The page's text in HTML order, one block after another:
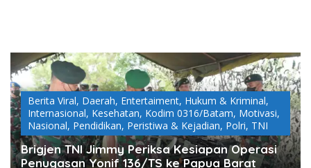
Berita Viral, Daerah, Entertaiment, Hukum & Kriminal,
Internasional, Kesehatan, Kodim 0316/Batam, Motivasi,
Nasional, Pendidikan, Peristiwa & Kejadian, Polri, TNI
Brigjen TNI Jimmy Periksa Kesiapan Operasi
Penugasan Yonif 136/TS ke Papua Barat